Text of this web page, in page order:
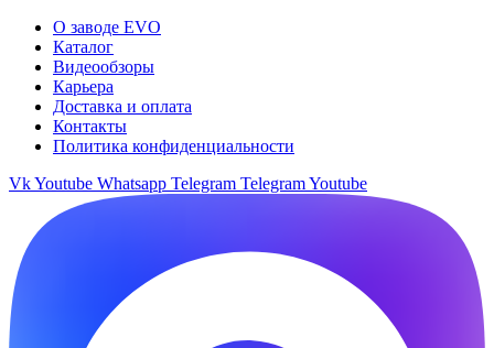
О заводе EVO
Каталог
Видеообзоры
Карьера
Доставка и оплата
Контакты
Политика конфиденциальности
VkYoutube Whatsapp Telegram TelegramYoutube